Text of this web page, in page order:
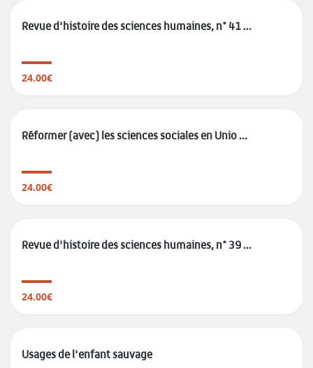
Revue d'histoire des sciences humaines, n° 41 ...
24.00€
Réformer (avec) les sciences sociales en Unio ...
24.00€
Revue d'histoire des sciences humaines, n° 39 ...
24.00€
Usages de l'enfant sauvage